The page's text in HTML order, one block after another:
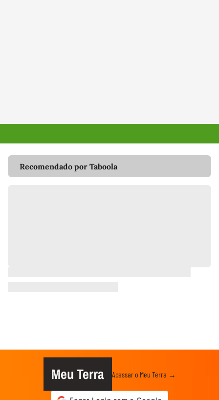
Recomendado por Taboola
Meu Terra Acessar o Meu Terra →